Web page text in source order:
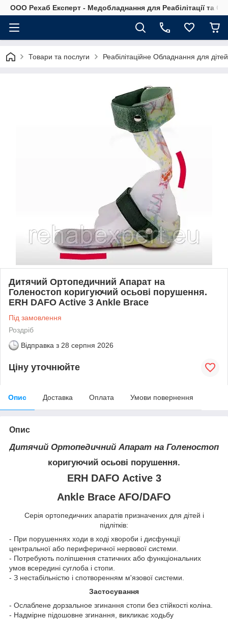
OOO Рехаб Експерт - Медобладнання для Реабілітації та
Товари та послуги Реабілітаційне Обладнання для
Дитячий Ортопедичний Апарат на
Голеностоп коригуючий осьові порушення.
ERH DAFO Active 3 Ankle Brace
Під замовлення
Роздріб
Відправка з 28 серпня 2026
Ціну уточнюйте
Опис Доставка Оплата Умови повернення
Опис
Дитячий Ортопедичний Апарат на Голеностоп
коригуючий осьові порушення.
ERH DAFO Active 3
Ankle Brace AFO/DAFO
Серія ортопедичних апаратів призначених для дітей і
підлітків:
- При порушеннях ходи в ході хвороби і дисфункції
центральної або периферичної нервової системи.
- Потребують поліпшення статичних або функціональних
умов всередині суглоба і стопи.
- З нестабільністю і спотворенням м'язової системи.
Застосування
- Ослаблене дорзальное згинання стопи без стійкості коліна.
- Надмірне підошовне згинання, викликає ходьбу